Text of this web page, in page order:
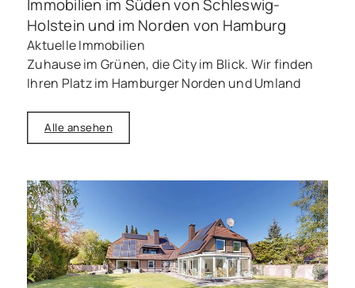
Immobilien im Süden von Schleswig-
Holstein und im Norden von Hamburg
Aktuelle Immobilien
Zuhause im Grünen, die City im Blick. Wir finden
Ihren Platz im Hamburger Norden und Umland
Alle ansehen